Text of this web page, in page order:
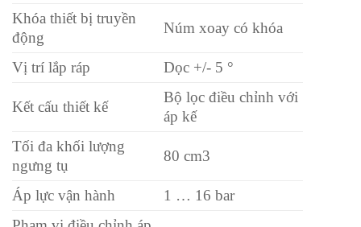
Khóa thiết bị truyền
động
Núm xoay có khóa
Vị trí lắp ráp Dọc +/- 5 °
Kết cấu thiết kế
Bộ lọc điều chỉnh với
áp kế
Tối đa khối lượng
ngưng tụ
80 cm3
Áp lực vận hành
1 … 16 bar